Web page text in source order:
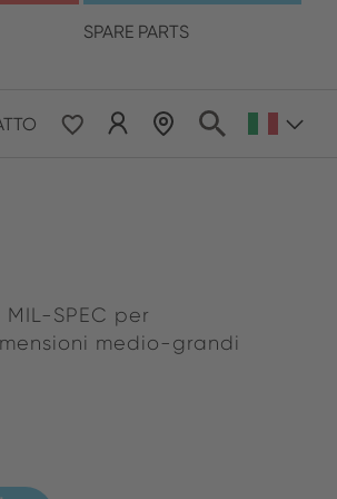
SPARE PARTS
SPEC per
medio-grandi